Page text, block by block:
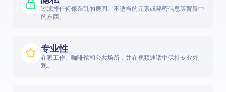
过滤掉任何像杂乱的房间、不适当的元素或秘密信息等背景中
的东西。
专业性
在家工作、咖啡馆和公共场所，并在视频通话中保持专业外
观。